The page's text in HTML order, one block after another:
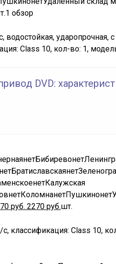
1 обзор
ударопрочная,
Class 10, кол-во: 1,
DVD:
нетБибиревонет
нетБратиславскаянет
нетКалужская
нетКоломнанетПушкинонет
руб. 2270 руб.шт.
классификация: Class 10,